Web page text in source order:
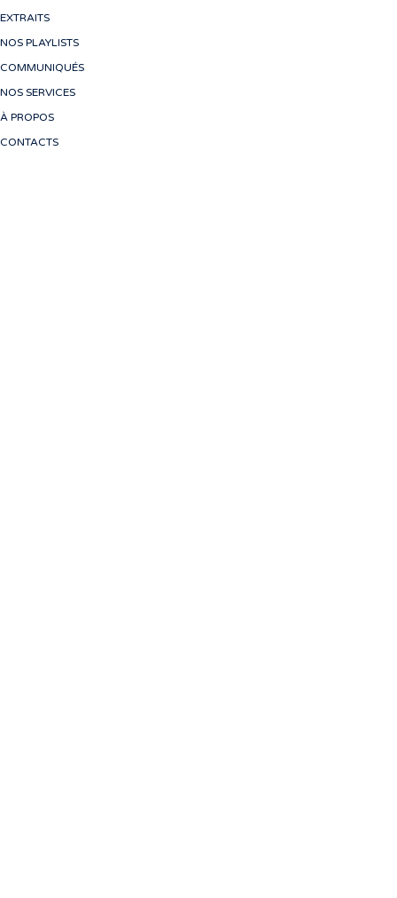
EXTRAITS
NOS PLAYLISTS
COMMUNIQUÉS
NOS SERVICES
À PROPOS
CONTACTS